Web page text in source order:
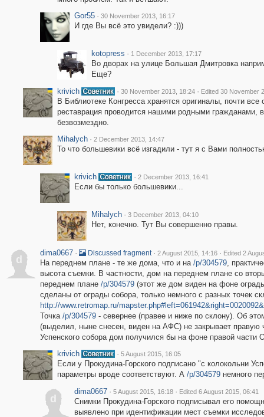
Gor55 · 30 November 2013, 16:17
И где Вы всё это увидели? :)))
kotopress · 1 December 2013, 17:17
Во дворах на улице Большая Дмитровка
Еще?
krivich
· 30 November 2013, 18:24 · Edited 30 November
В Библиотеке Конгресса хранятся оригиналы, почти
реставрация проводится нашими родными гражданами,
безвозмездно.
Mihalych · 2 December 2013, 14:47
То что большевики всё изгадили - тут я с Вами
krivich · 2 December 2013, 16:41
Если бы только большевики...
Mihalych · 3 December 2013, 04:10
Нет, конечно. Тут Вы совершенно правы.
d
dima0667 · Discussed fragment · 2 August 2015, 14:16 · Edited 2
На переднем плане - те же дома, что и на /p/304579,
высота съемки. В частности, дом на переднем плане со
переднем плане /p/304579(этот же дом виден на фоне
сделаны от ограды собора, только немного с разных точек
http://www.retromap.ru/
Точка /p/304579- севернее (правее и ниже по склону). Об
(выделил, ныне снесен, виден на АФС) не закрывает правую
Успенского собора дом получился бы на фоне правой части
krivich
· 5 August 2015, 16:05
Если у Прокудина-Горского подписано "с колокольни
параметры вроде соответствуют. А /p/304579немного
d
dima0667 · 5 August 2015, 16:18 · Edited 6 August 2015, 06:41
Снимки Прокудина-Горского подписывал его
выявлено при идентификации мест съемки